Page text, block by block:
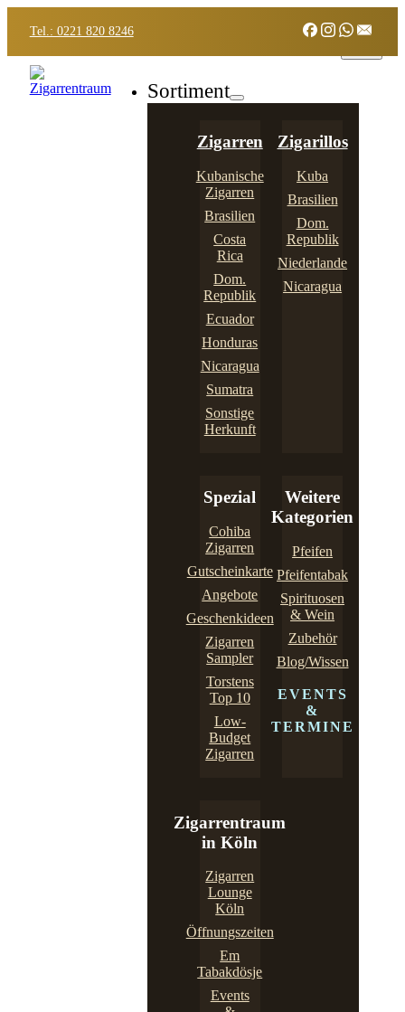
Tel.: 0221 820 8246
Sortiment
Zigarren
Kubanische
Zigarren
Brasilien
Costa
Rica
Dom.
Republik
Ecuador
Honduras
Nicaragua
Sumatra
Sonstige
Herkunft
Zigarillos
Kuba
Brasilien
Dom.
Republik
Niederlande
Nicaragua
Spezial
Cohiba
Zigarren
Gutscheinkarte
Angebote
Geschenkideen
Zigarren
Sampler
Torstens
Top 10
Low-
Budget
Zigarren
Weitere
Kategorien
Pfeifen
Pfeifentabak
Spirituosen
& Wein
Zubehör
Blog/Wissen
EVENTS
&
TERMINE
Zigarrentraum
in Köln
Zigarren
Lounge
Köln
Öffnungszeiten
Em
Tabakdösje
Events